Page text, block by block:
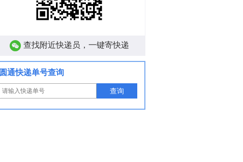
查找附近快递员，一键寄快递
圆通快递单号查询
查询